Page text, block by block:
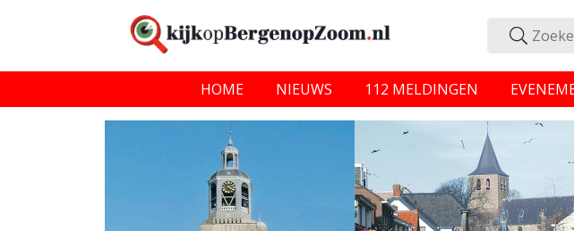
HOME NIEUWS 112 MELDINGEN